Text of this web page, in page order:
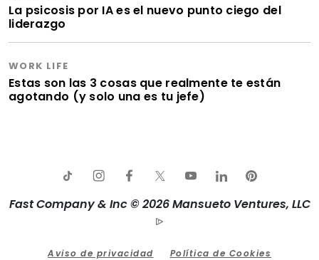
La psicosis por IA es el nuevo punto ciego del
liderazgo
WORK LIFE
Estas son las 3 cosas que realmente te están
agotando (y solo una es tu jefe)
Fast Company & Inc © 2026 Mansueto Ventures, LLC
Aviso de privacidad Política de Cookies